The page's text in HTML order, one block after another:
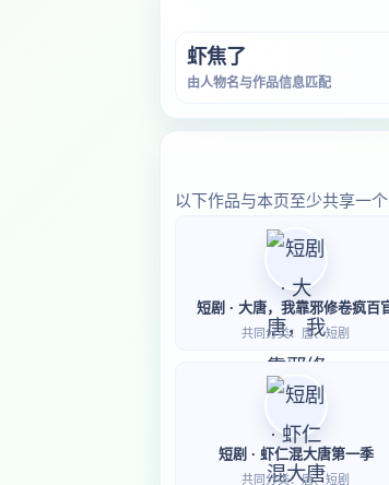
虾焦了
由人物名与作品信息匹配
以下作品与本页至少共享一
短剧 · 大唐，我靠邪修卷疯百
共同分类：唐、短剧
短剧 · 虾仁混大唐第一季
共同分类：唐、短剧